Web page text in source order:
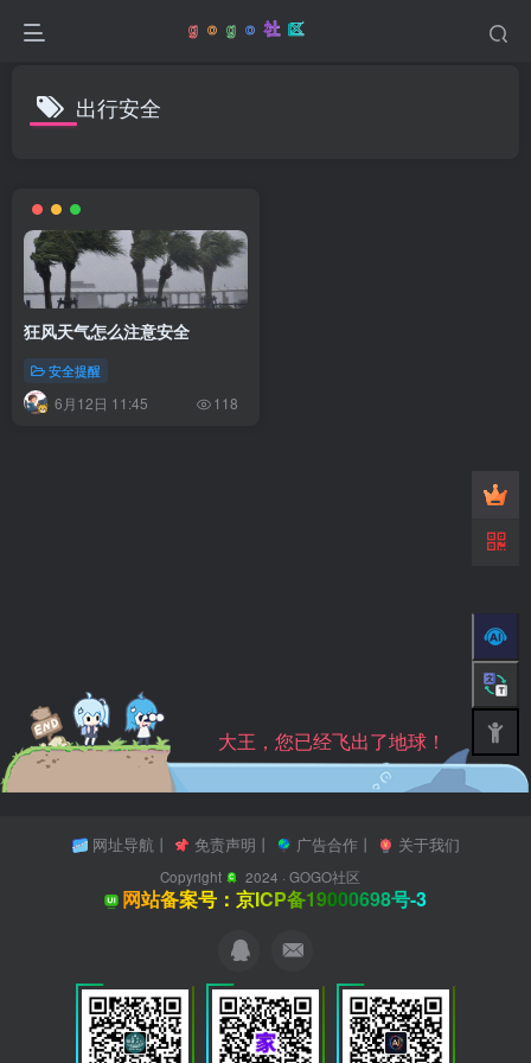
出行安全
狂风天气怎么注意安全
安全提醒
6月12日 11:45 118
大王，您已经飞出了地球！
网址导航 丨 免责声明 丨 广告合作丨 关于我们
Copyright 2024 ·GOGO社区
网站备案号：京ICP备19000698号-3